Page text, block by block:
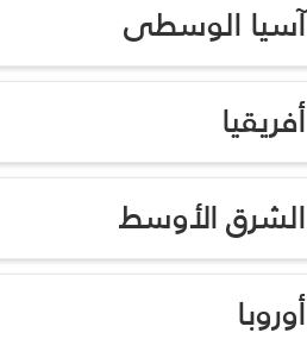
آسيا الوسطى
أفريقيا
الشرق الأوسط
أوروبا